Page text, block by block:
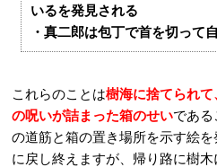
いるを発見される
・真二郎は包丁で首を切って
これらのことは樹海に捨てられ
の呪いが詰まった箱のせいであ
の道筋と箱の置き場所を示す絵
に戻し終えますが、帰り路に樹